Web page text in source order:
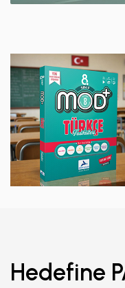
Hedefine